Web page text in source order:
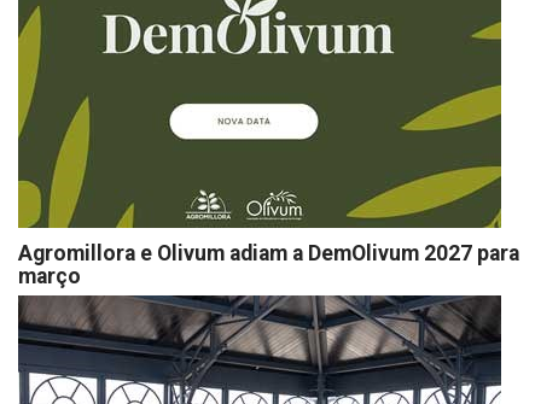
Agromillora e Olivum adiam a DemOlivum 2027 para
março